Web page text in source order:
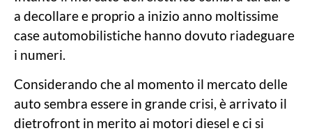
a decollare e proprio a inizio anno moltissime
case automobilistiche hanno dovuto riadeguare
i numeri.
Considerando che al momento il mercato delle
auto sembra essere in grande crisi, è arrivato il
dietrofront in merito ai motori diesel e ci si